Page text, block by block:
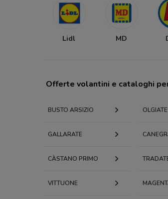
Lidl MD
Offerte volantini e cataloghi
BUSTO ARSIZIO
GALLARATE
CÀSTANO PRIMO
VITTUONE